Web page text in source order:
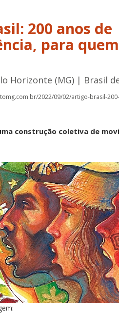
200 anos de
para
Horizonte (MG) | Brasil
2022/09/02/artigo-brasil-
construção coletiva de